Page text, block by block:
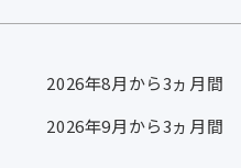
2026年8月から3ヵ月間
2026年9月から3ヵ月間